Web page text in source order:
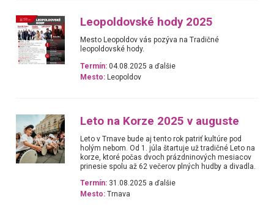
Leopoldovské hody 2025
Mesto Leopoldov vás pozýva na Tradičné
leopoldovské hody.
Termín: 04.08.2025 a ďalšie
Mesto: Leopoldov
Leto na Korze 2025 v auguste
Leto v Trnave bude aj tento rok patriť kultúre pod
holým nebom. Od 1. júla štartuje už tradičné Leto na
korze, ktoré počas dvoch prázdninových mesiacov
prinesie spolu až 62 večerov plných hudby a divadla.
Termín: 31.08.2025 a ďalšie
Mesto: Trnava